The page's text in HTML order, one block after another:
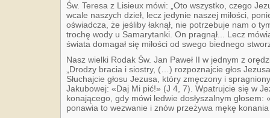
Św. Teresa z Lisieux mówi: „Oto wszystko, czego
wcale naszych dzieł, lecz jedynie naszej miłości,
oświadcza, że jeśliby łaknął, nie potrzebuje nam o
trochę wody u Samarytanki. On pragnął... Lecz
świata domagał się miłości od swego biednego
Nasz wielki Rodak Św. Jan Paweł II w jednym z
„Drodzy bracia i siostry, (…) rozpoznajcie głos
Słuchajcie głosu Jezusa, który zmęczony i
Jakubowej: «Daj Mi pić!» (J 4, 7). Wpatrujcie się w
konającego, gdy mówi ledwie dosłyszalnym
ponawia to wezwanie i znów przeżywa mękę